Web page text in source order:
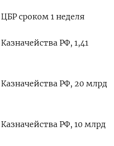
сроком 1 неделя
РФ, 1,41
РФ, 20 млрд
РФ, 10 млрд